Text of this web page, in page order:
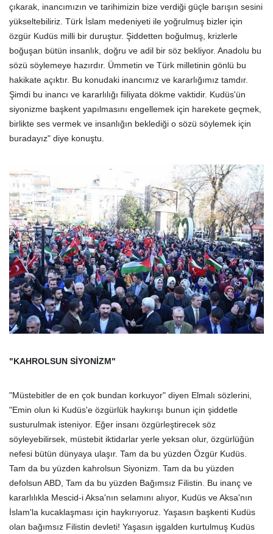
çıkarak, inancımızın ve tarihimizin bize verdiği güçle barışın sesini
yükseltebiliriz. Türk İslam medeniyeti ile yoğrulmuş bizler için
özgür Kudüs milli bir duruştur. Şiddetten boğulmuş, krizlerle
boğuşan bütün insanlık, doğru ve adil bir söz bekliyor. Anadolu bu
sözü söylemeye hazırdır. Ümmetin ve Türk milletinin gönlü bu
hakikate açıktır. Bu konudaki inancımız ve kararlığımız tamdır.
Şimdi bu inancı ve kararlılığı fiiliyata dökme vaktidir. Kudüs'ün
siyonizme başkent yapılmasını engellemek için harekete geçmek,
birlikte ses vermek ve insanlığın beklediği o sözü söylemek için
buradayız" diye konuştu.
"KAHROLSUN SİYONİZM"
"Müstebitler de en çok bundan korkuyor" diyen Elmalı sözlerini,
"Emin olun ki Kudüs'e özgürlük haykırışı bunun için şiddetle
susturulmak isteniyor. Eğer insanı özgürleştirecek söz
söyleyebilirsek, müstebit iktidarlar yerle yeksan olur, özgürlüğün
nefesi bütün dünyaya ulaşır. Tam da bu yüzden Özgür Kudüs.
Tam da bu yüzden kahrolsun Siyonizm. Tam da bu yüzden
defolsun ABD, Tam da bu yüzden Bağımsız Filistin. Bu inanç ve
kararlılıkla Mescid-i Aksa'nın selamını alıyor, Kudüs ve Aksa'nın
İslam'la kucaklaşması için haykırıyoruz. Yaşasın başkenti Kudüs
olan bağımsız Filistin devleti! Yaşasın işgalden kurtulmuş Kudüs